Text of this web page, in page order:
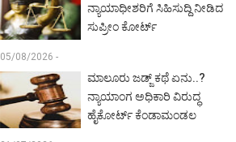
ನ್ಯಾಯಾಧೀಶರಿಗೆ ಸಿಹಿಸುದ್ದಿ ನೀಡಿದ
ಸುಪ್ರೀಂ ಕೋರ್ಟ್‌
05/08/2026 -
ಮಾಲೂರು ಜಡ್ಜ್‌ ಕಥೆ ಏನು..?
ನ್ಯಾಯಾಂಗ ಅಧಿಕಾರಿ ವಿರುದ್ಧ
ಹೈಕೋರ್ಟ್ ಕೆಂಡಾಮಂಡಲ